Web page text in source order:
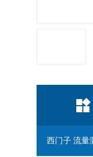
西门子 流量